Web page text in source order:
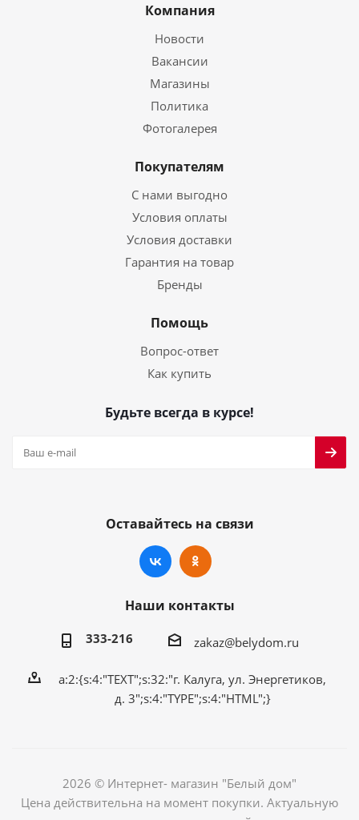
Компания
Новости
Вакансии
Магазины
Политика
Фотогалерея
Покупателям
С нами выгодно
Условия оплаты
Условия доставки
Гарантия на товар
Бренды
Помощь
Вопрос-ответ
Как купить
Будьте всегда в курсе!
Оставайтесь на связи
Наши контакты
333-216 zakaz@belydom.ru
a:2:{s:4:"TEXT";s:32:"г. Калуга, ул. Энергетиков,
д. 3";s:4:"TYPE";s:4:"HTML";}
2026 © Интернет- магазин "Белый дом"
Цена действительна на момент покупки. Актуальную